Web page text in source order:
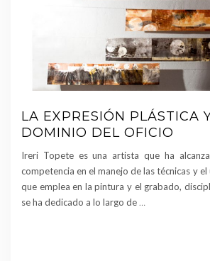
LA EXPRESIÓN PLÁSTICA
DOMINIO DEL OFICIO
Ireri Topete es una artista que ha
competencia en el manejo de las técnicas y
que emplea en la pintura y el grabado,
se ha dedicado a lo largo de …